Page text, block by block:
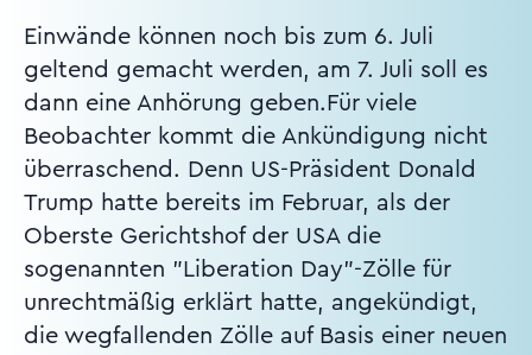
Einwände können noch bis zum 6. Juli
geltend gemacht werden, am 7. Juli soll es
dann eine Anhörung geben.Für viele
Beobachter kommt die Ankündigung nicht
überraschend. Denn US-Präsident Donald
Trump hatte bereits im Februar, als der
Oberste Gerichtshof der USA die
sogenannten "Liberation Day"-Zölle für
unrechtmäßig erklärt hatte, angekündigt,
die wegfallenden Zölle auf Basis einer neuen